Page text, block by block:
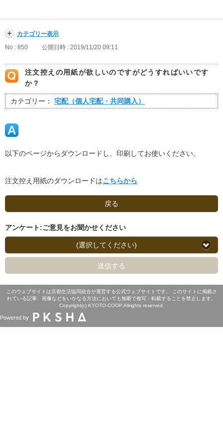
カテゴリー表示
No : 850
公開日時 : 2019/11/20 09:11
注文控えの用紙が欲しいのですがどうすればいいです
か？
カテゴリー： 宅配（個人宅配・共同購入）
以下のページからダウンロードし、印刷してお使いください。
注文控え用紙のダウンロードはこちらから
戻る
アンケート:ご意見をお聞かせください
(選択してください)
送信する
このウェブサイトは京都生活協同組合が運営する公式ウェブサイトです。 このサイトに掲載さ
れている記事、画像などをいかなる方法においても無断で複写・転載することを禁止します。
Copyright(c) KYOTO-COOP.Allrights reserved.
Powered by